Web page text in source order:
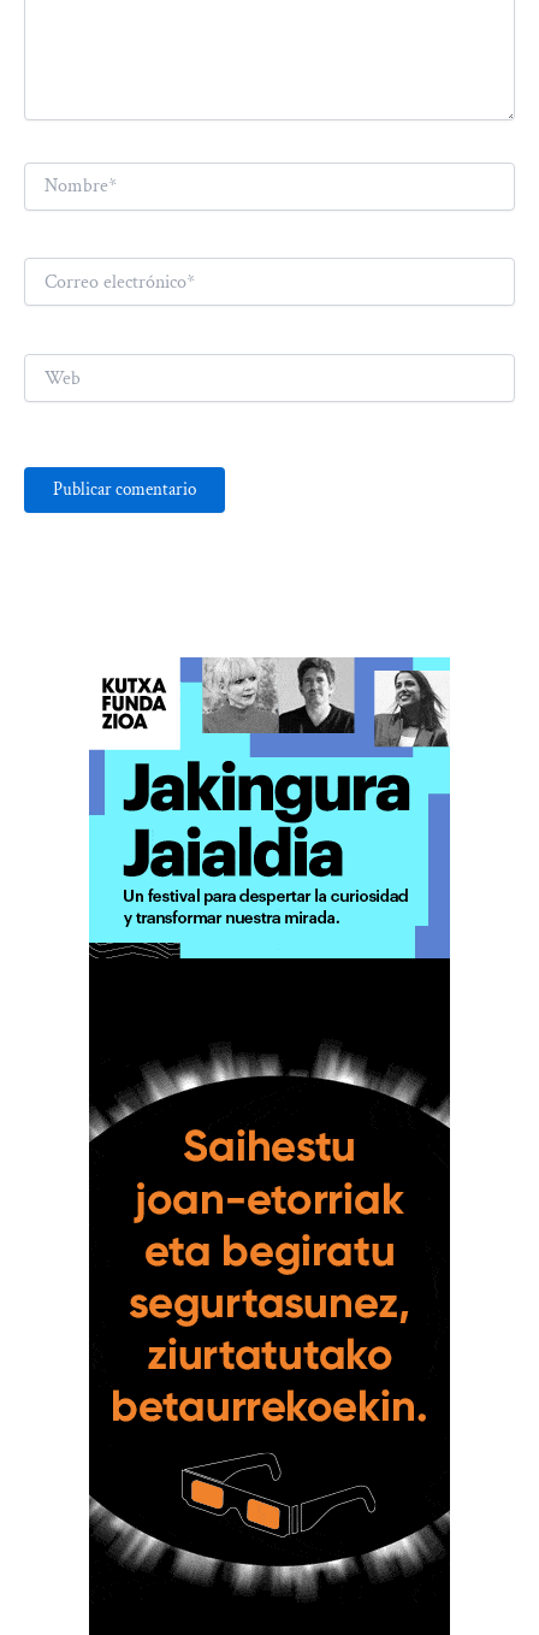
Nombre*
electrónico*